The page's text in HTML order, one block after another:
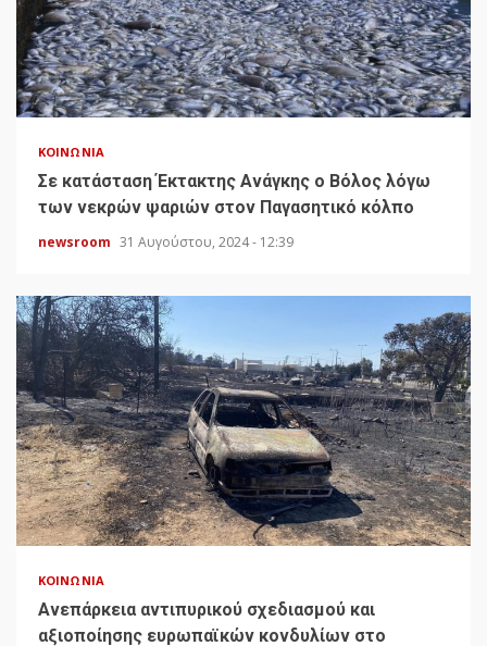
ΚΟΙΝΩΝΊΑ
Σε κατάσταση Έκτακτης Ανάγκης ο Βόλος λόγω
των νεκρών ψαριών στον Παγασητικό κόλπο
newsroom 31 Αυγούστου, 2024 - 12:39
ΚΟΙΝΩΝΊΑ
Ανεπάρκεια αντιπυρικού σχεδιασμού και
αξιοποίησης ευρωπαϊκών κονδυλίων στο